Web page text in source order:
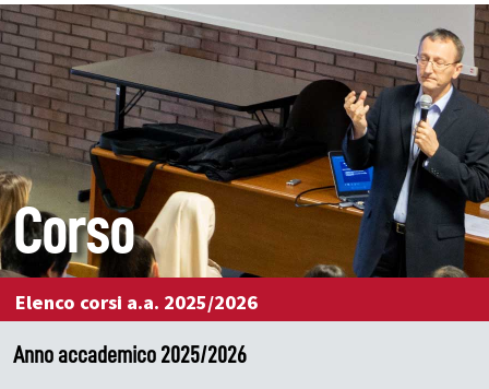
Corso
Elenco corsi a.a. 2025/2026
Anno accademico 2025/2026